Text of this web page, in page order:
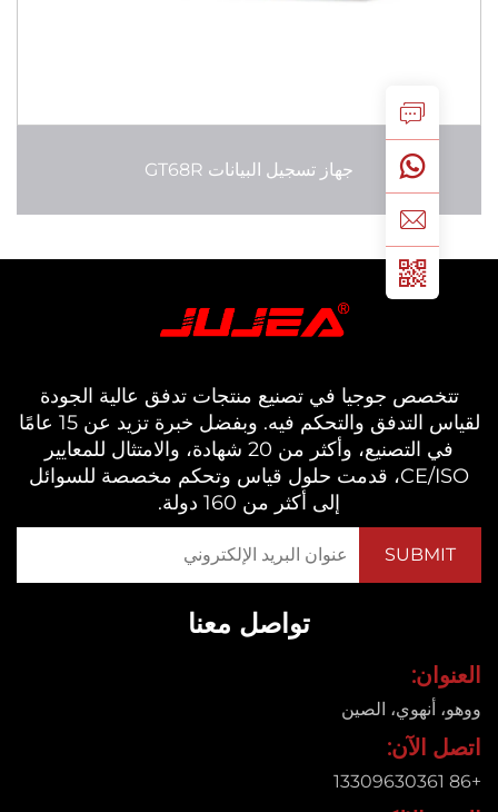
جهاز تسجيل البيانات GT68R
جوجيا في تصنيع منتجات تدفق عالية الجودة
لقياس التدفق والتحكم فيه. وبفضل خبرة تزيد عن 15 عامًا
في التصنيع، وأكثر من 20 شهادة، والامتثال للمعايير
CE/ISO، قدمت حلول قياس وتحكم مخصصة للسوائل
إلى أكثر من 160 دولة.
تواصل معنا
أنهوي، الصين
الآن: